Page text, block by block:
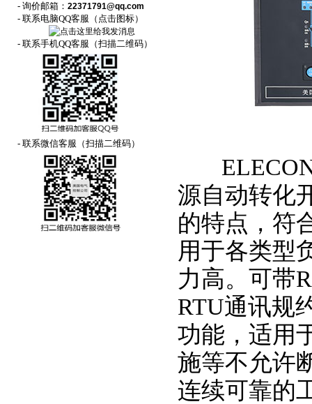
- 询价邮箱： 22371791@qq.com
- 联系电脑QQ客服（点击图标）
- 联系手机QQ客服（扫描二维码）
- 联系微信客服（扫描二维码）
源自动转化
的特点，符
用于各类型
力高。可带
RTU通讯规
功能，适用
施等不允许
连续可靠的